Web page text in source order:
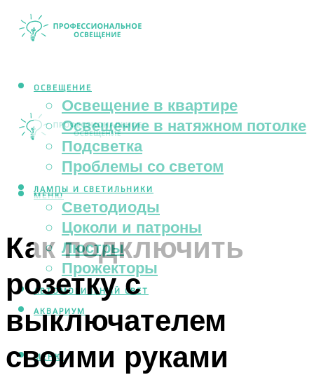
ОСВЕЩЕНИЕ
Освещение в квартире
Освещение в натяжном потолке
Подсветка
Проблемы со светом
ЛАМПЫ И СВЕТИЛЬНИКИ
Светодиоды
Цоколи и патроны
Люстры
Прожекторы
АВТОМОБИЛЬНЫЙ СВЕТ
АКВАРИУМ
МЕНЮ
МЕНЮ
Как подключить
розетку с
выключателем
своими руками